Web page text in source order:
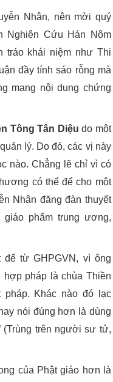
Nhân, nên mời quý
Nghiên Cứu Hán Nôm
tráo khái niệm như Thi
đầy tính sáo rỗng mà
mang nội dung chứng
Tông Tân Diệudo một
lý. Do đó, các vị này
nào. Chẳng lẽ chỉ vì có
có thể để cho một
Nhân đăng đàn thuyết
phẩm trung ương,
để từ GHPGVN, vì ông
pháp là chùa Thiền
Khác nào đó lạc
nói đúng hơn là dùng
(Trùng trên người sư tử,
của Phật giáo hơn là